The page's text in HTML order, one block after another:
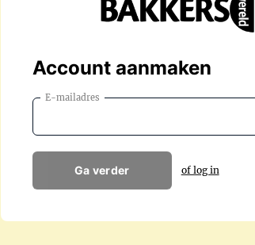
Account aanmaken
E-mailadres
Ga verder of log in